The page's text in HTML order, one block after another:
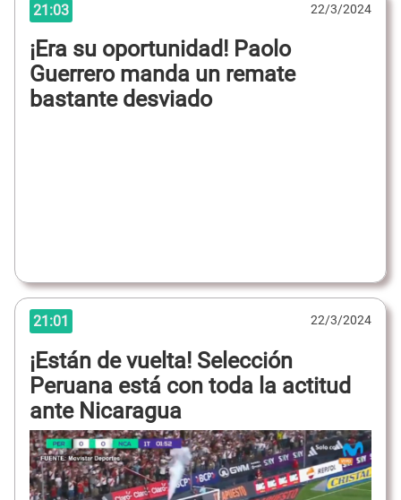
21:03 22/3/2024
¡Era su oportunidad! Paolo
Guerrero manda un remate
bastante desviado
21:01 22/3/2024
¡Están de vuelta! Selección
Peruana está con toda la actitud
ante Nicaragua